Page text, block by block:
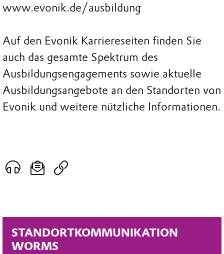
STANDORTKOMMUNIKATION
WORMS
www.evonik.de/ausbildung
Auf den Evonik Karriereseiten finden Sie
auch das gesamte Spektrum des
Ausbildungsengagements sowie aktuelle
Ausbildungsangebote an den Standorten von
Evonik und weitere nützliche Informationen.